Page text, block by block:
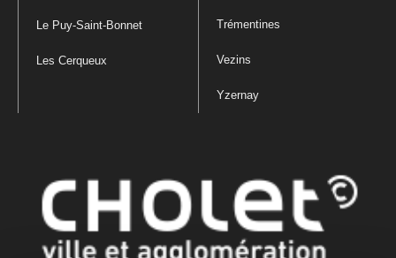
Le Puy-Saint-Bonnet
Les Cerqueux
Trémentines
Vezins
Yzernay